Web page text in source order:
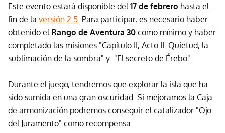
Este evento estará disponible del 17 de febrero hasta el
fin de la versión 2.5. Para participar, es necesario haber
obtenido el Rango de Aventura 30 como mínimo y haber
completado las misiones "Capítulo II, Acto II: Quietud, la
sublimación de la sombra" y "El secreto de Érebo".
Durante el juego, tendremos que explorar la isla que ha
sido sumida en una gran oscuridad. Si mejoramos la Caja
de armonización podremos conseguir el catalizador "Ojo
del Juramento" como recompensa.